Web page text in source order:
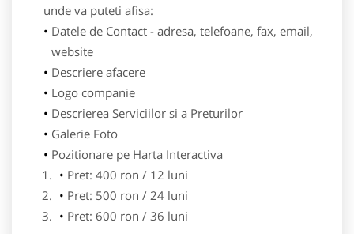
unde va puteti afisa:
Datele de Contact - adresa, telefoane, fax, email,
website
Descriere afacere
Logo companie
Descrierea Serviciilor si a Preturilor
Galerie Foto
Pozitionare pe Harta Interactiva
Pret: 400 ron / 12 luni
Pret: 500 ron / 24 luni
Pret: 600 ron / 36 luni